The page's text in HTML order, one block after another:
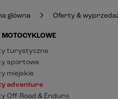
główna Oferty &
MOTOCYKLOWE
turystyczne
sportowe
miejskie
adventure
Off-Road & Enduro